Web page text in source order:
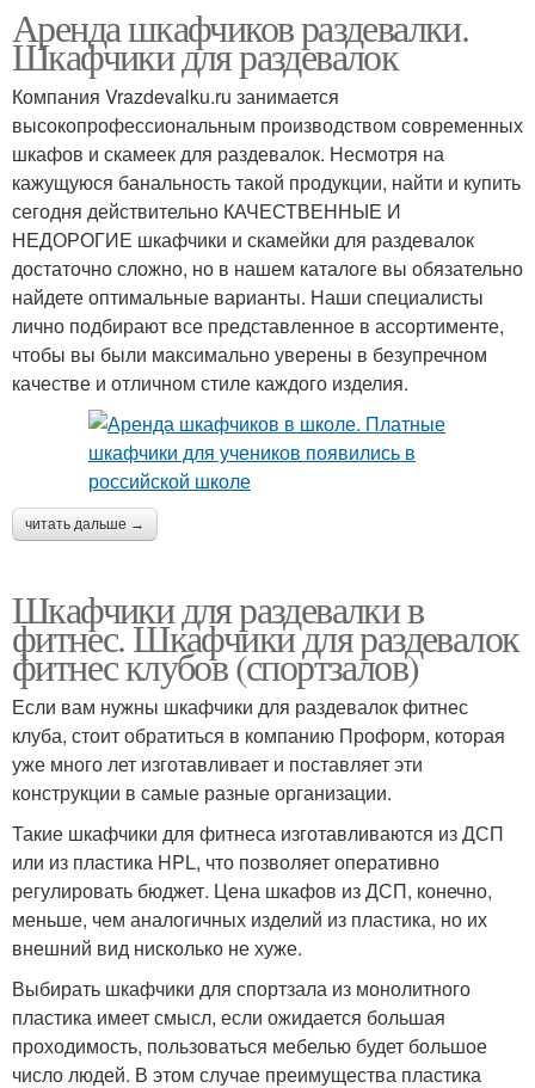
Аренда шкафчиков раздевалки.
Шкафчики для раздевалок
Компания Vrazdevalku.ru занимается
высокопрофессиональным производством современных
шкафов и скамеек для раздевалок. Несмотря на
кажущуюся банальность такой продукции, найти и купить
сегодня действительно КАЧЕСТВЕННЫЕ И
НЕДОРОГИЕ шкафчики и скамейки для раздевалок
достаточно сложно, но в нашем каталоге вы обязательно
найдете оптимальные варианты. Наши специалисты
лично подбирают все представленное в ассортименте,
чтобы вы были максимально уверены в безупречном
качестве и отличном стиле каждого изделия.
читать дальше →
Шкафчики для раздевалки в
фитнес. Шкафчики для раздевалок
фитнес клубов (спортзалов)
Если вам нужны шкафчики для раздевалок фитнес
клуба, стоит обратиться в компанию Проформ, которая
уже много лет изготавливает и поставляет эти
конструкции в самые разные организации.
Такие шкафчики для фитнеса изготавливаются из ДСП
или из пластика HPL, что позволяет оперативно
регулировать бюджет. Цена шкафов из ДСП, конечно,
меньше, чем аналогичных изделий из пластика, но их
внешний вид нисколько не хуже.
Выбирать шкафчики для спортзала из монолитного
пластика имеет смысл, если ожидается большая
проходимость, пользоваться мебелью будет большое
число людей. В этом случае преимущества пластика